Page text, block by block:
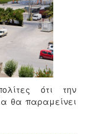
ότι την
θα παραμείνει